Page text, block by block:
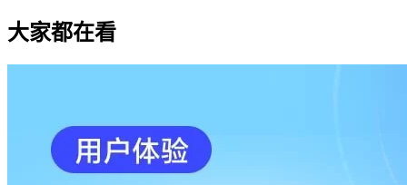
大家都在看